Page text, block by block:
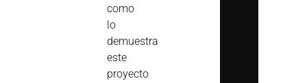
como
lo
demuestra
este
proyecto